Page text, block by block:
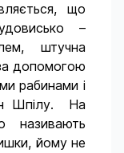
що
–
штучна
допомогою
рабинами і
Шпілу. На
називають
йому не